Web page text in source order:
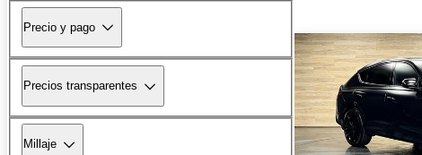
Precio y pago
Precios transparentes
Millaje